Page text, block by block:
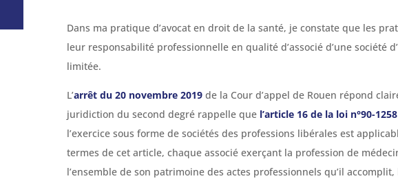
Dans ma pratique d’avocat en droit de la santé, je constate que les
leur responsabilité professionnelle en qualité d’associé d’une société
limitée.
L’arrêt du 20 novembre 2019 de la Cour d’appel de Rouen répond
juridiction du second degré rappelle que l’article 16 de la loi n°90-
l’exercice sous forme de sociétés des professions libérales est
termes de cet article, chaque associé exerçant la profession de
l’ensemble de son patrimoine des actes professionnels qu’il